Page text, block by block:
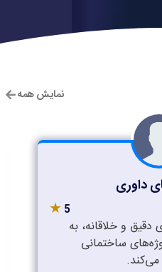
نمایش همه
داوری
5
★
دقیق و خلاقانه، به
ساختمانی
می‌کند.